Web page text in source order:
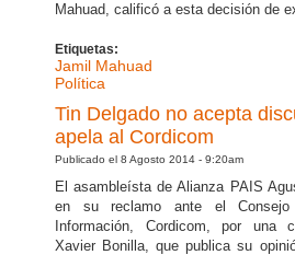
Mahuad, calificó a esta decisión de
Etiquetas:
Jamil Mahuad
Política
Tin Delgado no acepta
apela al Cordicom
Publicado el 8 Agosto 2014 - 9:20am
El asambleísta de Alianza PAIS
en su reclamo ante el
Información, Cordicom, por una
Xavier Bonilla, que publica su